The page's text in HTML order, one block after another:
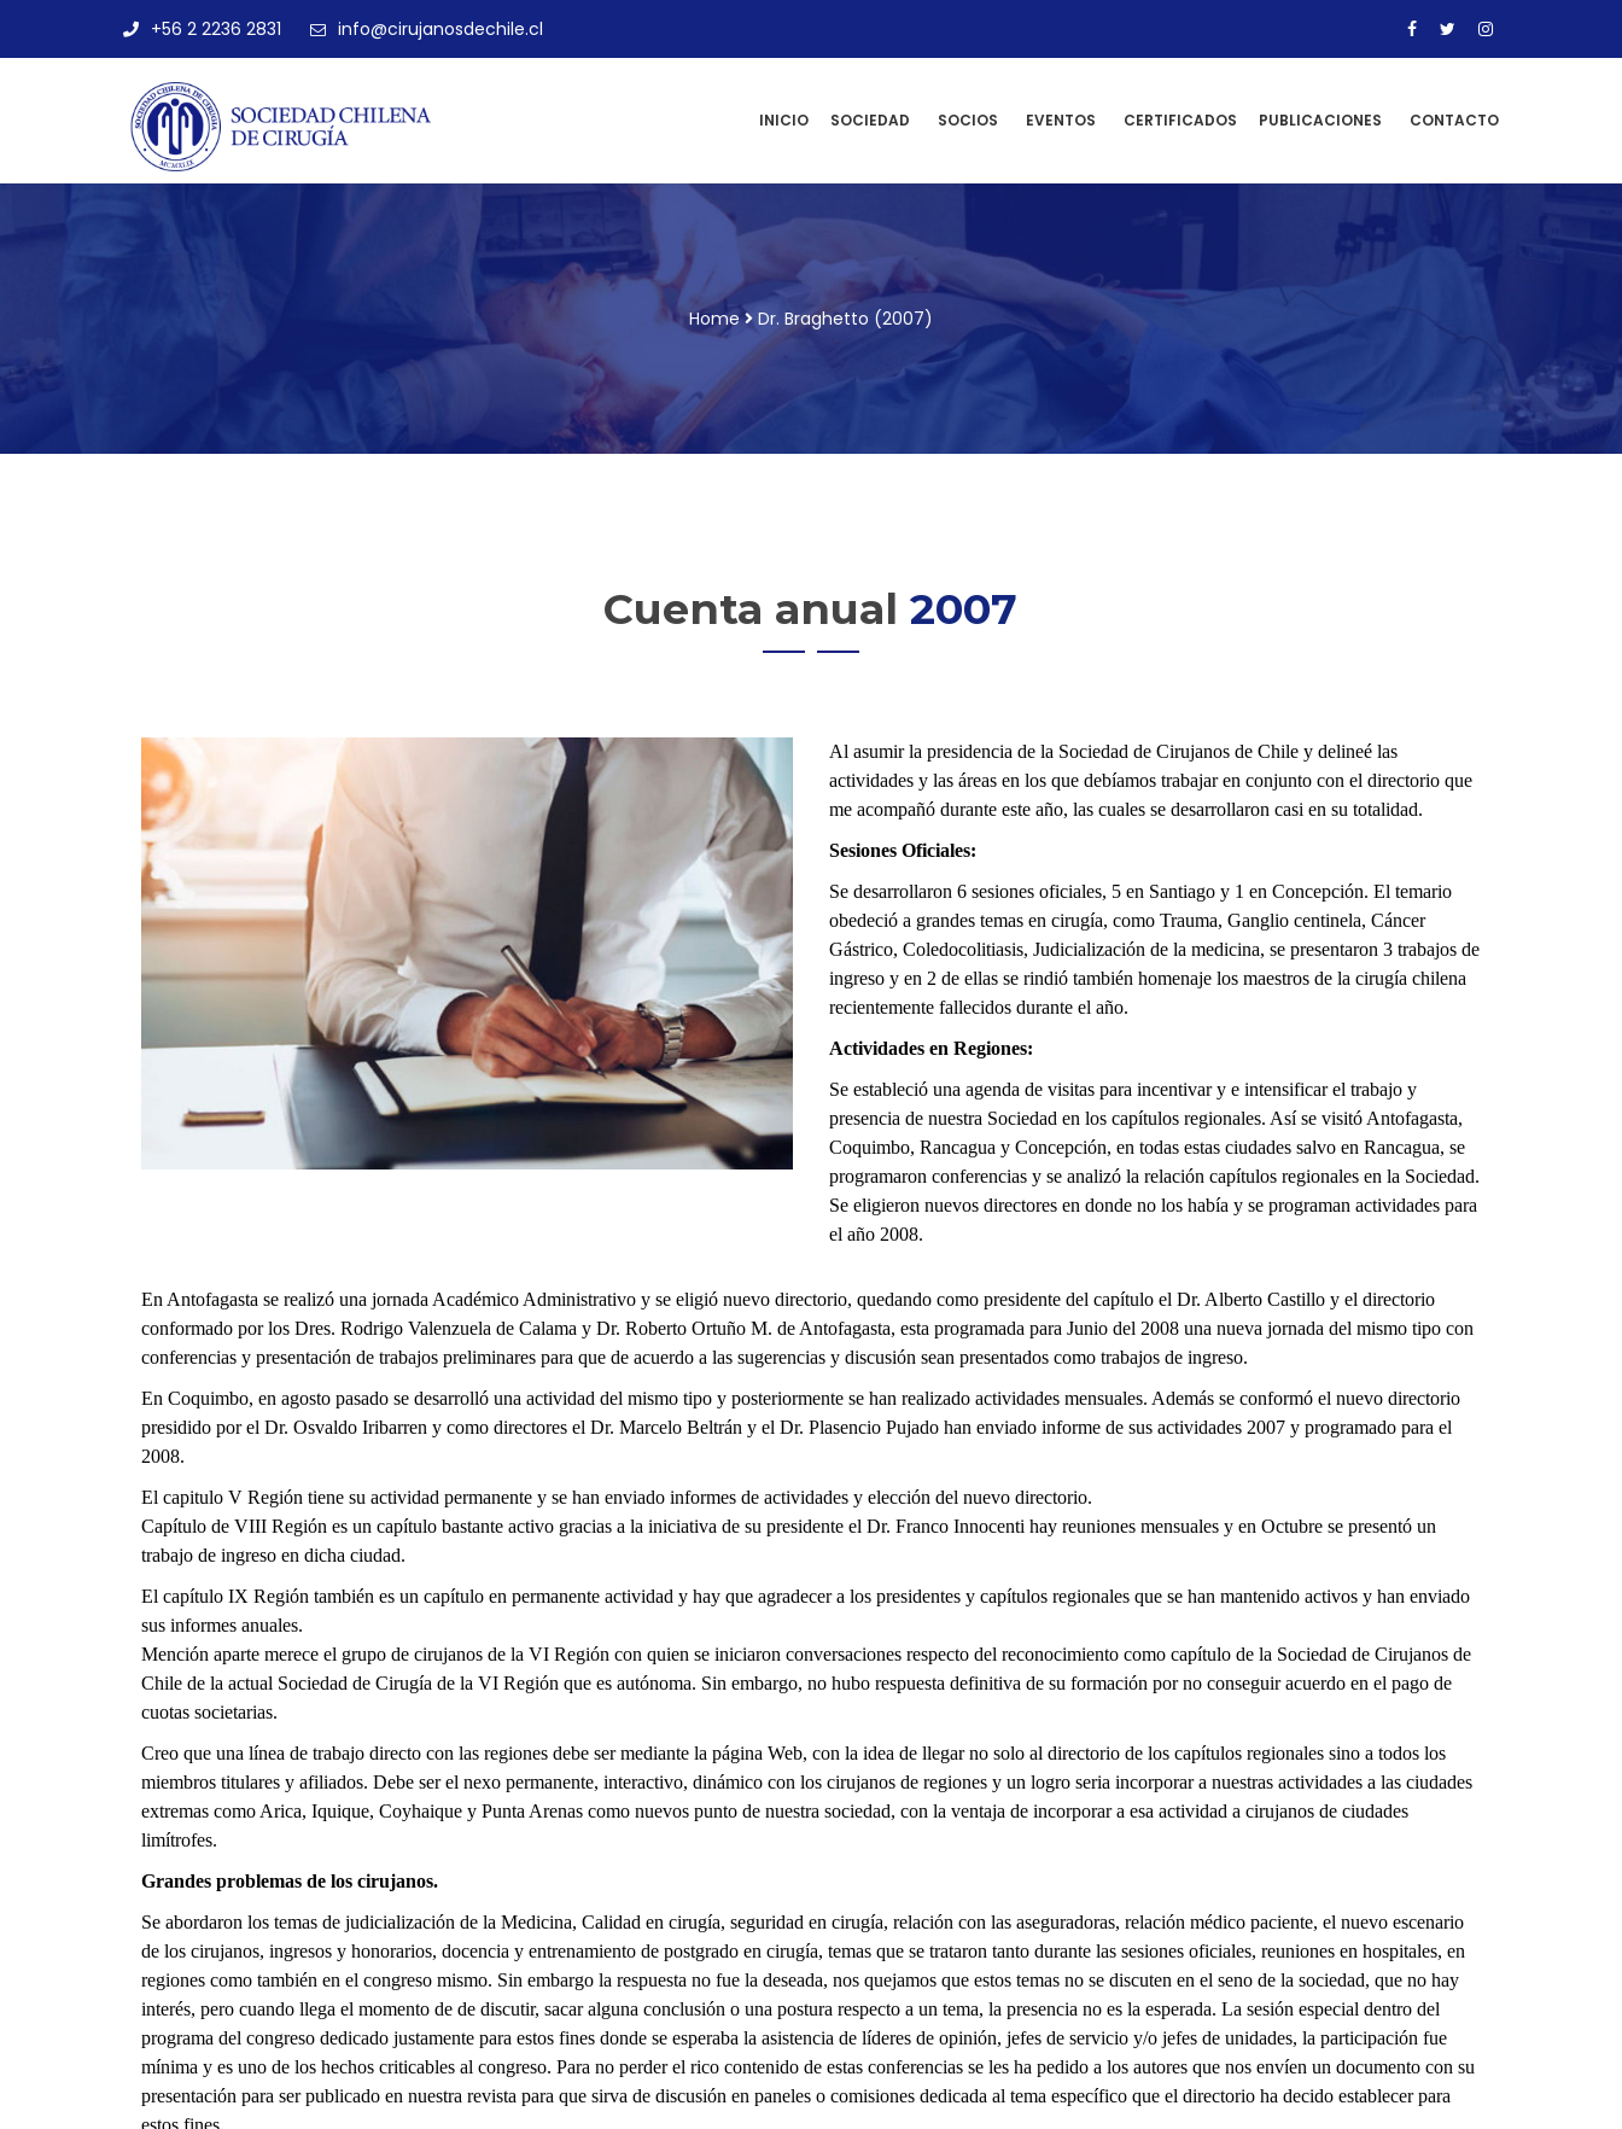
+56 2 2236 2831 info@cirujanosdechile.cl
INICIO SOCIEDAD SOCIOS EVENTOS CERTIFICADOS PUBLICACIONES CONTACTO
Home Dr. Braghetto (2007)
Cuenta anual2007
Al asumir la presidencia de la Sociedad de Cirujanos de Chile y delineé las
actividades y las áreas en los que debíamos trabajar en conjunto con el directorio que
me acompañó durante este año, las cuales se desarrollaron casi en su totalidad.
Sesiones Oficiales:
Se desarrollaron 6 sesiones oficiales, 5 en Santiago y 1 en Concepción. El temario
obedeció a grandes temas en cirugía, como Trauma, Ganglio centinela, Cáncer
Gástrico, Coledocolitiasis, Judicialización de la medicina, se presentaron 3 trabajos de
ingreso y en 2 de ellas se rindió también homenaje los maestros de la cirugía chilena
recientemente fallecidos durante el año.
Actividades en Regiones:
Se estableció una agenda de visitas para incentivar y e intensificar el trabajo y
presencia de nuestra Sociedad en los capítulos regionales. Así se visitó Antofagasta,
Coquimbo, Rancagua y Concepción, en todas estas ciudades salvo en Rancagua, se
programaron conferencias y se analizó la relación capítulos regionales en la Sociedad.
Se eligieron nuevos directores en donde no los había y se programan actividades para
el año 2008.
En Antofagasta se realizó una jornada Académico Administrativo y se eligió nuevo directorio, quedando como presidente del capítulo el Dr. Alberto Castillo y el directorio
conformado por los Dres. Rodrigo Valenzuela de Calama y Dr. Roberto Ortuño M. de Antofagasta, esta programada para Junio del 2008 una nueva jornada del mismo tipo con
conferencias y presentación de trabajos preliminares para que de acuerdo a las sugerencias y discusión sean presentados como trabajos de ingreso.
En Coquimbo, en agosto pasado se desarrolló una actividad del mismo tipo y posteriormente se han realizado actividades mensuales. Además se conformó el nuevo directorio
presidido por el Dr. Osvaldo Iribarren y como directores el Dr. Marcelo Beltrán y el Dr. Plasencio Pujado han enviado informe de sus actividades 2007 y programado para el
2008.
El capitulo V Región tiene su actividad permanente y se han enviado informes de actividades y elección del nuevo directorio.
Capítulo de VIII Región es un capítulo bastante activo gracias a la iniciativa de su presidente el Dr. Franco Innocenti hay reuniones mensuales y en Octubre se presentó un
trabajo de ingreso en dicha ciudad.
El capítulo IX Región también es un capítulo en permanente actividad y hay que agradecer a los presidentes y capítulos regionales que se han mantenido activos y han enviado
sus informes anuales.
Mención aparte merece el grupo de cirujanos de la VI Región con quien se iniciaron conversaciones respecto del reconocimiento como capítulo de la Sociedad de Cirujanos de
Chile de la actual Sociedad de Cirugía de la VI Región que es autónoma. Sin embargo, no hubo respuesta definitiva de su formación por no conseguir acuerdo en el pago de
cuotas societarias.
Creo que una línea de trabajo directo con las regiones debe ser mediante la página Web, con la idea de llegar no solo al directorio de los capítulos regionales sino a todos los
miembros titulares y afiliados. Debe ser el nexo permanente, interactivo, dinámico con los cirujanos de regiones y un logro seria incorporar a nuestras actividades a las ciudades
extremas como Arica, Iquique, Coyhaique y Punta Arenas como nuevos punto de nuestra sociedad, con la ventaja de incorporar a esa actividad a cirujanos de ciudades
limítrofes.
Grandes problemas de los cirujanos.
Se abordaron los temas de judicialización de la Medicina, Calidad en cirugía, seguridad en cirugía, relación con las aseguradoras, relación médico paciente, el nuevo escenario
de los cirujanos, ingresos y honorarios, docencia y entrenamiento de postgrado en cirugía, temas que se trataron tanto durante las sesiones oficiales, reuniones en hospitales, en
regiones como también en el congreso mismo. Sin embargo la respuesta no fue la deseada, nos quejamos que estos temas no se discuten en el seno de la sociedad, que no hay
interés, pero cuando llega el momento de de discutir, sacar alguna conclusión o una postura respecto a un tema, la presencia no es la esperada. La sesión especial dentro del
programa del congreso dedicado justamente para estos fines donde se esperaba la asistencia de líderes de opinión, jefes de servicio y/o jefes de unidades, la participación fue
mínima y es uno de los hechos criticables al congreso. Para no perder el rico contenido de estas conferencias se les ha pedido a los autores que nos envíen un documento con su
presentación para ser publicado en nuestra revista para que sirva de discusión en paneles o comisiones dedicada al tema específico que el directorio ha decido establecer para
estos fines.